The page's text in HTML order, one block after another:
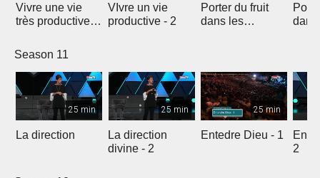
Vivre une vie
très productive -
VIvre un vie
productive - 2
Porter du fruit
dans les
dans
Season 11
25 min
La direction
25 min
La direction
divine - 2
25 min
Entedre Dieu - 1
2